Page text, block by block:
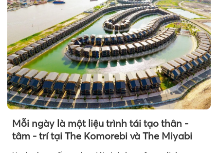
Mỗi ngày là một liệu trình tái tạo thân -
tâm - trí tại The Komorebi và The Miyabi